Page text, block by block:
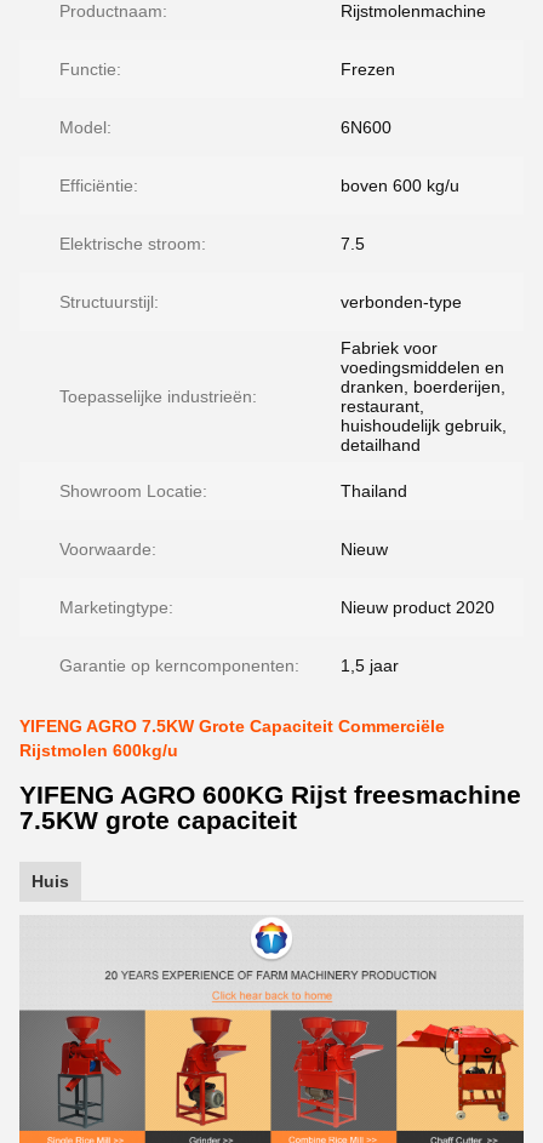
Productnaam: Rijstmolenmachine
Functie: Frezen
Model: 6N600
Efficiëntie: boven 600 kg/u
Elektrische stroom: 7.5
Structuurstijl: verbonden-type
Toepasselijke industrieën:
Fabriek voor
voedingsmiddelen en
dranken, boerderijen,
restaurant,
huishoudelijk gebruik,
detailhand
Showroom Locatie: Thailand
Voorwaarde: Nieuw
Marketingtype: Nieuw product 2020
Garantie op kerncomponenten: 1,5 jaar
YIFENG AGRO 7.5KW Grote Capaciteit Commerciële
Rijstmolen 600kg/u
YIFENG AGRO 600KG Rijst freesmachine
7.5KW grote capaciteit
Huis